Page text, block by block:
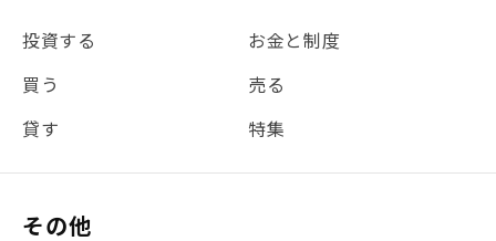
#REIT
#新型コロナ #ETF #固定資産税
#団体信用生命保険
#贈与税 #災害に備える
#書類
#リノシーチャンネル
#不動産投資体験レポ
投資する
お金と制度
買う
売る
貸す
特集
その他